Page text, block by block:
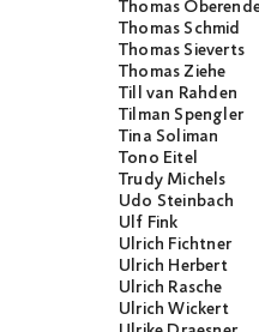
Thomas
Thomas Schmid
Thomas Sieverts
Thomas Ziehe
Till van Rahden
Tilman Spengler
Tina Soliman
Tono Eitel
Trudy Michels
Udo Steinbach
Ulf Fink
Ulrich Fichtner
Ulrich Herbert
Ulrich Rasche
Ulrich Wickert